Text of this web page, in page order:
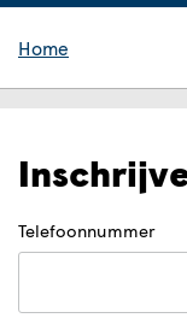
Home
Telefoonnummer